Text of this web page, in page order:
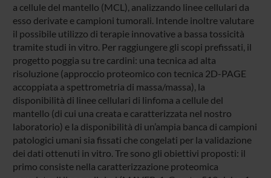
a cellule del mantello (MCL), analizzando linee cellulari da
esso derivate e campioni tumorali. Intende inoltre valutare
il possibile utilizzo di terapie innovative a bassa tossicità
tramite studi in vitro. Per raggiungere gli scopi prefissati, il
progetto poggia su tre cardini: una tecnica ad alta
risoluzione (approccio proteomico con tecnica 2D-PAGE
accoppiata a spettrometria di massa/massa), la
disponibilità di linee cellulari di linfoma a cellule del
mantello (di cui una creata e caratterizzata nel nostro
laboratorio) e la disponibilità di un’ampia banca di campioni
patologici umani sia fissati che congelati per la validazione
dei dati ottenuti in vitro. Tre sono gli obiettivi proposti: il
primo consiste nella caratterizzazione proteomica